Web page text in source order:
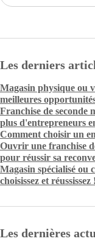
Les derniers
Magasin physique ou
meilleures
Franchise de seconde
plus d'entrepreneurs
Comment choisir un
Ouvrir une franchise
pour réussir sa
Magasin spécialisé ou
choisissez et réussissez !
Les dernières